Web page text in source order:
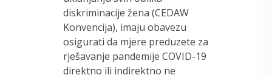
diskriminacije žena (CEDAW
Konvencija), imaju obavezu
osigurati da mjere preduzete za
rješavanje pandemije COVID-19
direktno ili indirektno ne